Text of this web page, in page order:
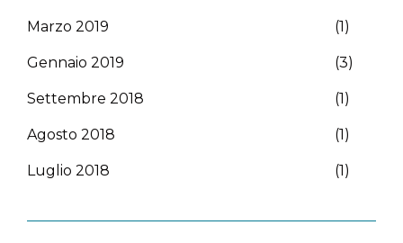
Marzo 2019 (1)
Gennaio 2019 (3)
Settembre 2018 (1)
Agosto 2018 (1)
Luglio 2018 (1)